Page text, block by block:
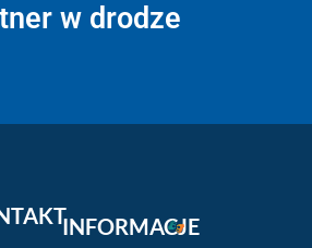
w drodze
INFORMACJE